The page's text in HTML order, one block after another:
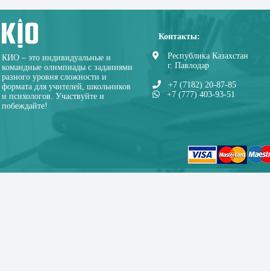
КИО – это индивидуальные и
командные олимпиады с заданиями
разного уровня сложности и
формата для учителей, школьников
и психологов. Участвуйте и
побеждайте!
Контакты:
Республика Казахстан
г. Павлодар
+7 (7182) 20-87-85
+7 (777) 403-93-51